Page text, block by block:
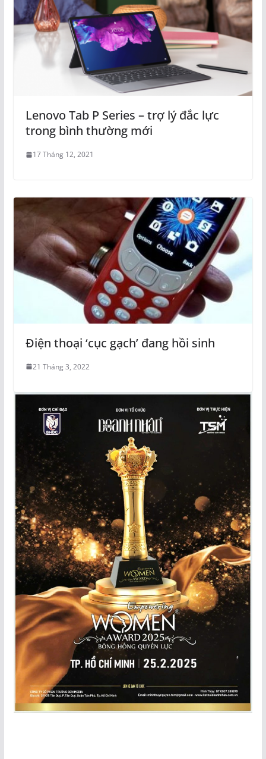
Lenovo Tab P Series – trợ lý đắc lực
trong bình thường mới
17 Tháng 12, 2021
Điện thoại ‘cục gạch’ đang hồi sinh
21 Tháng 3, 2022